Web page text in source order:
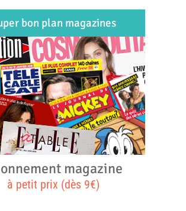
bon plan magazines
magazine
à petit prix (dès 9€)